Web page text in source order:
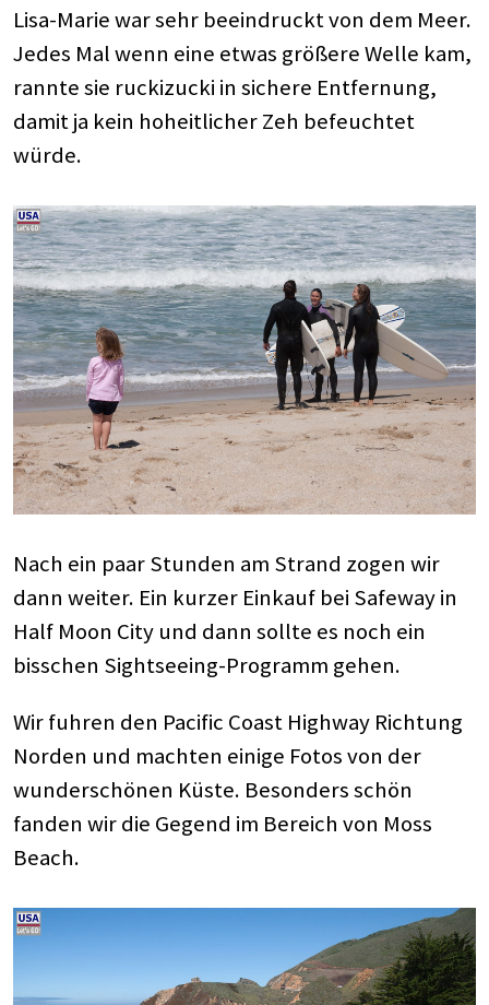
Lisa-Marie war sehr beeindruckt von dem Meer.
Jedes Mal wenn eine etwas größere Welle kam,
rannte sie ruckizucki in sichere Entfernung,
damit ja kein hoheitlicher Zeh befeuchtet
würde.
Nach ein paar Stunden am Strand zogen wir
dann weiter. Ein kurzer Einkauf bei Safeway in
Half Moon City und dann sollte es noch ein
bisschen Sightseeing-Programm gehen.
Wir fuhren den Pacific Coast Highway Richtung
Norden und machten einige Fotos von der
wunderschönen Küste. Besonders schön
fanden wir die Gegend im Bereich von Moss
Beach.